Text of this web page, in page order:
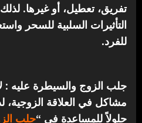
تفريق، تعطيل، أو غيرها.
التأثيرات السلبية للسحر
للفرد.
جلب الزوج والسيطرة عليه :
مشاكل في العلاقة الزوجية،
حلولاً للمساعدة في “جلب